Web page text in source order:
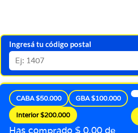
Ingresá tu código postal
CABA $50.000
GBA $100.000
Interior $200.000
Has comprado $ 0,00 de